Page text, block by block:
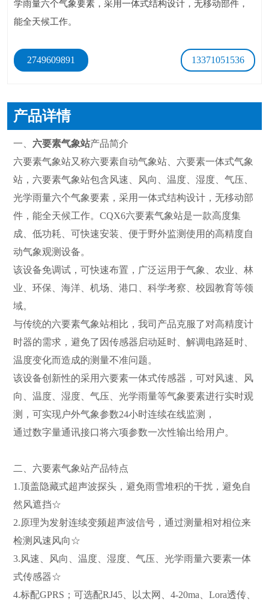
学雨量六个气象要素，采用一体式结构设计，无移动部件，
能全天候工作。
2749609891 13371051536
产品详情
一、 六要素气象站产品简介
六要素气象站又称六要素自动气象站、六要素一体式气象
站，六要素气象站包含风速、风向、温度、湿度、气压、
光学雨量六个气象要素，采用一体式结构设计，无移动部
件，能全天候工作。CQX6六要素气象站是一款高度集
成、低功耗、可快速安装、便于野外监测使用的高精度自
动气象观测设备。
该设备免调试，可快速布置，广泛运用于气象、农业、林
业、环保、海洋、机场、港口、科学考察、校园教育等领
域。
与传统的六要素气象站相比，我司产品克服了对高精度计
时器的需求，避免了因传感器启动延时、解调电路延时、
温度变化而造成的测量不准问题。
该设备创新性的采用六要素一体式传感器，可对风速、风
向、温度、湿度、气压、光学雨量等气象要素进行实时观
测，可实现户外气象参数24小时连续在线监测，
通过数字量通讯接口将六项参数一次性输出给用户。
二、六要素气象站产品特点
1.顶盖隐藏式超声波探头，避免雨雪堆积的干扰，避免自
然风遮挡☆
2.原理为发射连续变频超声波信号，通过测量相对相位来
检测风速风向☆
3.风速、风向、温度、湿度、气压、光学雨量六要素一体
式传感器☆
4.标配GPRS；可选配RJ45、以太网、4-20ma、Lora透传、